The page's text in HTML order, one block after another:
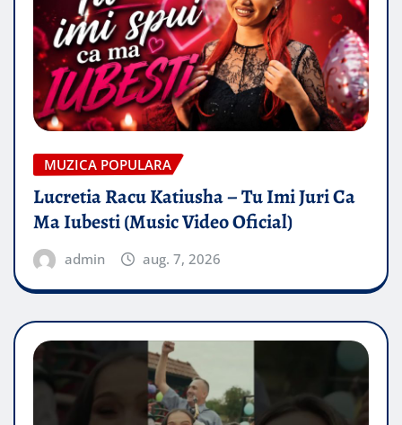
MUZICA POPULARA
Lucretia Racu Katiusha – Tu Imi Juri Ca
Ma Iubesti (Music Video Oficial)
admin aug. 7, 2026